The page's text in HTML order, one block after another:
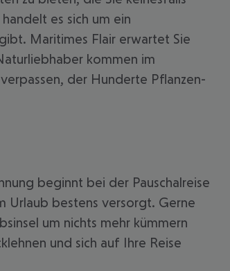
es sich um ein
Maritimes Flair erwartet Sie
kommen im
der Hunderte Pflanzen-
beginnt bei der Pauschalreise
Urlaub bestens versorgt. Gerne
um nichts mehr kümmern
und sich auf Ihre Reise